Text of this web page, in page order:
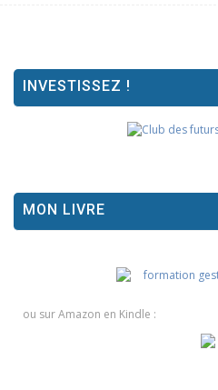
INVESTISSEZ !
MON LIVRE
ou sur Amazon en Kindle :